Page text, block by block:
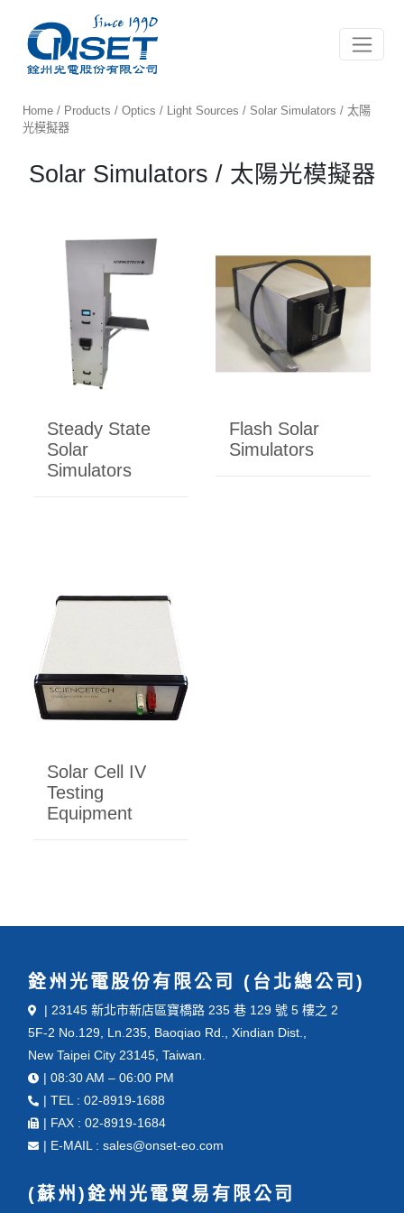
Toggle
Home / Products /Optics / Light Sources / Solar Simulators / 太陽
光模擬器
Solar Simulators / 太陽光模擬器
Steady State
Solar
Simulators
Flash Solar
Simulators
Solar Cell IV
Testing
Equipment
銓州光電股份有限公司 (台北總公司)
| 23145 新北市新店區寶橋路 235 巷 129 號 5 樓之 2
5F-2 No.129, Ln.235, Baoqiao Rd., Xindian Dist.,
New Taipei City 23145, Taiwan.
| 08:30 AM – 06:00 PM
| TEL : 02-8919-1688
| FAX : 02-8919-1684
| E-MAIL : sales@onset-eo.com
(蘇州)銓州光電貿易有限公司